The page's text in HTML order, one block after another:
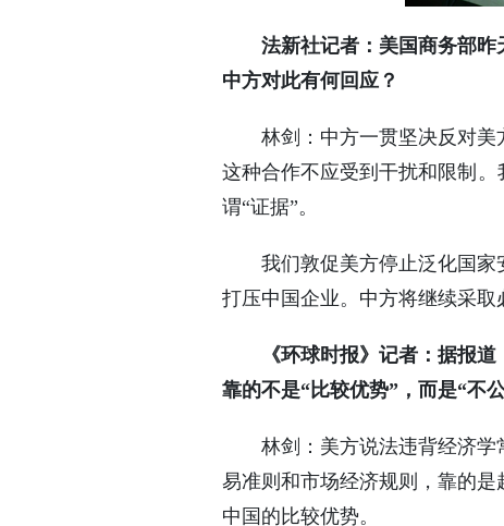
法新社记者：美国商务部昨
中方对此有何回应？
林剑：中方一贯坚决反对美
这种合作不应受到干扰和限制
谓“证据”。
我们敦促美方停止泛化国
打压中国企业。中方将继续采取
《环球时报》记者：据报
靠的不是“比较优势”，而是“不
林剑：美方说法违背经济
易准则和市场经济规则，靠的
中国的比较优势。